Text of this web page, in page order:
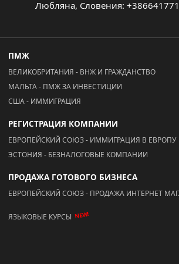
Любляна, Словения:
ПМЖ
ВЕЛИКОБРИТАНИЯ - ВНЖ И ГРАЖДАНСТВО
МАЛЬТА - ПМЖ ЗА ИНВЕСТИЦИИ
США - ИММИГРАЦИЯ
РЕГИСТРАЦИЯ КОМПАНИИ
ЕВРОПЕЙСКИЙ СОЮЗ - ИММИГРАЦИЯ В ЕВРОПУ
ЭСТОНИЯ - БЕЗНАЛОГОВЫЕ КОМПАНИИ
ПРОДАЖА ГОТОВОГО БИЗНЕСА
ЕВРОПЕЙСКИЙ СОЮЗ - ПРОДАЖА ИНТЕРНЕТ
ЯЗЫКОВЫЕ КУРСЫ NEW!